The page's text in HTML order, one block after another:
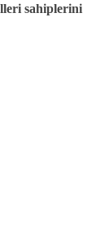
sahiplerini